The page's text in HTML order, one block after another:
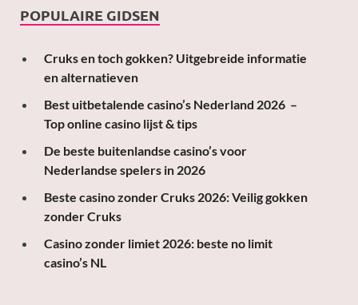
POPULAIRE GIDSEN
Cruks en toch gokken? Uitgebreide informatie
en alternatieven
Best uitbetalende casino’s Nederland 2026 –
Top online casino lijst & tips
De beste buitenlandse casino’s voor
Nederlandse spelers in 2026
Beste casino zonder Cruks 2026: Veilig gokken
zonder Cruks
Casino zonder limiet 2026: beste no limit
casino’s NL